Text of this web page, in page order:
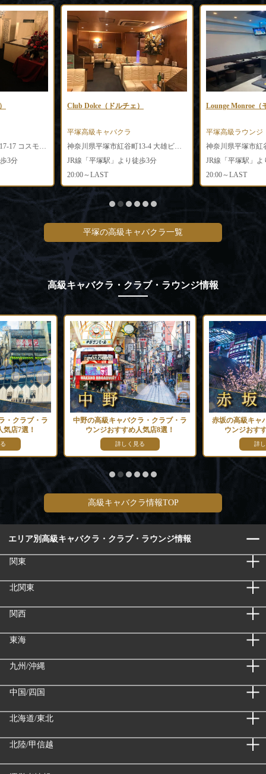
3分
Club Dolce（ドルチェ）
平塚高級キャバクラ
神奈川県平塚市紅谷町13-4 大雄ビル3F
JR線「平塚駅」より徒歩3分
20:00～LAST
Lounge Monroe（
平塚高級ラウンジ
JR線「平塚駅」よ
20:00～LAST
平塚の高級キャバクラ一覧
高級キャバクラ・クラブ・ラウンジ情報
・クラブ・ラ
店7選！
中野の高級キャバクラ・クラブ・ラ
ウンジおすすめ人気店8選！
詳しく見る
赤坂の高級キャ
ウンジおす
詳
高級キャバクラ情報TOP
エリア別高級キャバクラ・クラブ・ラウンジ情報
関東
北関東
関西
東海
九州/沖縄
中国/四国
北海道/東北
北陸/甲信越